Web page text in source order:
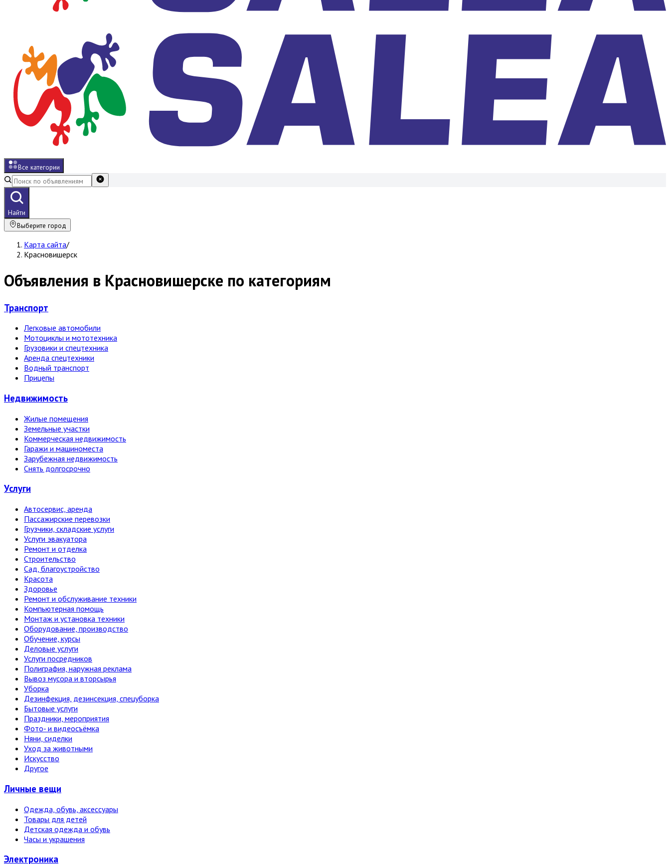
Все категории
Найти
Выберите город
Карта сайта/
Красновишерск
Объявления в Красновишерске по категориям
Транспорт
Легковые автомобили
Мотоциклы и мототехника
Грузовики и спецтехника
Аренда спецтехники
Водный транспорт
Прицепы
Недвижи­мость
Жилые помещения
Земельные участки
Коммерческая недвижимость
Гаражи и машиноместа
Зарубежная недвижимость
Снять долгосрочно
Услуги
Автосервис, аренда
Пассажирские перевозки
Грузчики, складские услуги
Услуги эвакуатора
Ремонт и отделка
Строительство
Сад, благоустройство
Красота
Здоровье
Ремонт и обслуживание техники
Компьютерная помощь
Монтаж и установка техники
Оборудование, производство
Обучение, курсы
Деловые услуги
Услуги посредников
Полиграфия, наружная реклама
Вывоз мусора и вторсырья
Уборка
Дезинфекция, дезинсекция, спецуборка
Бытовые услуги
Праздники, мероприятия
Фото- и видеосъёмка
Няни, сиделки
Уход за животными
Искусство
Другое
Личные вещи
Одежда, обувь, аксессуары
Товары для детей
Детская одежда и обувь
Часы и украшения
Электро­ника